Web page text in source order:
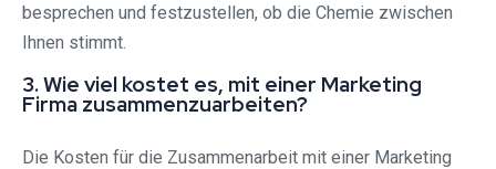
besprechen und festzustellen, ob die Chemie zwischen
Ihnen stimmt.
3. Wie viel kostet es, mit einer Marketing
Firma zusammenzuarbeiten?
Die Kosten für die Zusammenarbeit mit einer Marketing